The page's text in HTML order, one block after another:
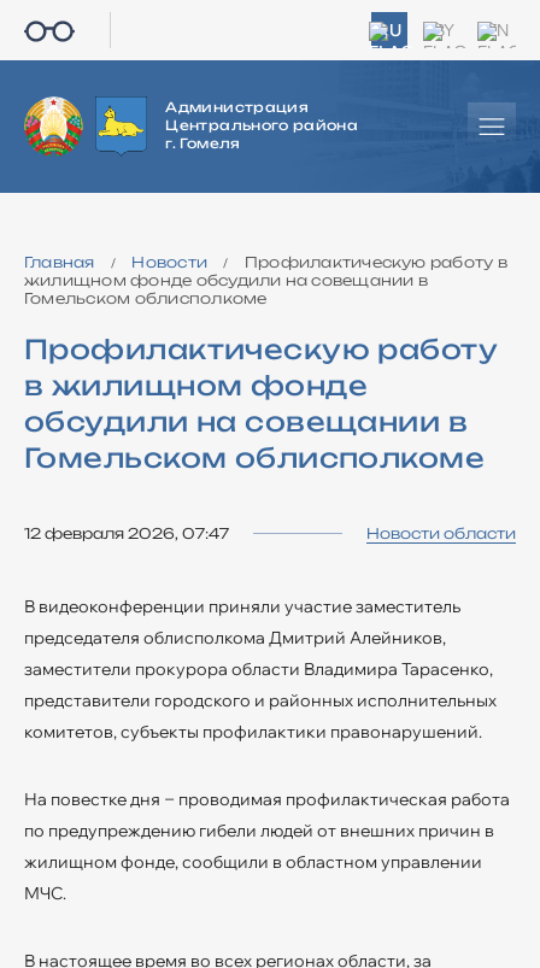
RU BY EN
Администрация
Центрального района
г. Гомеля
Главная / Новости /
Профилактическую работу в
жилищном фонде обсудили на совещании в
Гомельском облисполкоме
Профилактическую работу
в жилищном фонде
обсудили на совещании в
Гомельском облисполкоме
12 февраля 2026, 07:47 Новости области
В видеоконференции приняли участие заместитель
председателя облисполкома Дмитрий Алейников,
заместители прокурора области Владимира Тарасенко,
представители городского и районных исполнительных
комитетов, субъекты профилактики правонарушений.
На повестке дня ‒ проводимая профилактическая работа
по предупреждению гибели людей от внешних причин в
жилищном фонде, сообщили в областном управлении
МЧС.
В настоящее время во всех регионах области, за